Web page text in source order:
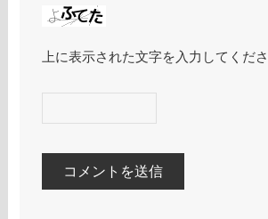
上に表示された文字を入力してくださ